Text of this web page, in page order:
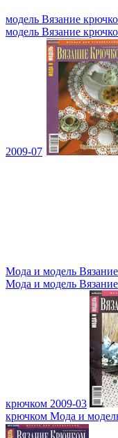
модель Вязание
модель Вязание
2009-07
Мода и модель
Мода и модель
крючком 2009-03
крючком Мода и